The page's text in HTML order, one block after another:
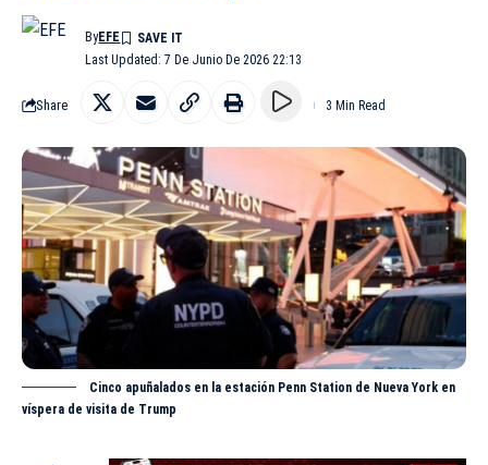
Last Updated: 7 De Junio De 2026 22:13
ByEFE
Share 3 Min Read
Cinco apuñalados en la estación Penn Station de Nueva York en
víspera de visita de Trump